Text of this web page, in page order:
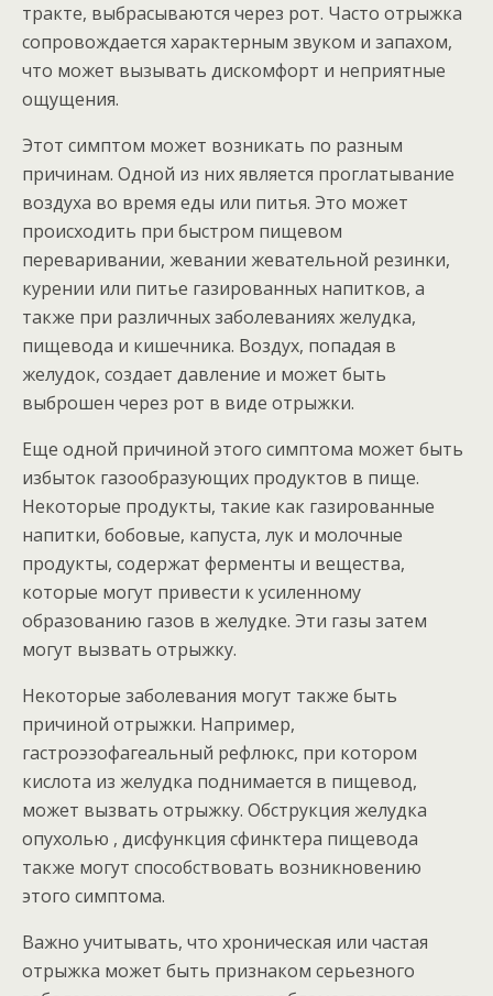
тракте, выбрасываются через рот. Часто отрыжка
сопровождается характерным звуком и запахом,
что может вызывать дискомфорт и неприятные
ощущения.
Этот симптом может возникать по разным
причинам. Одной из них является проглатывание
воздуха во время еды или питья. Это может
происходить при быстром пищевом
переваривании, жевании жевательной резинки,
курении или питье газированных напитков, а
также при различных заболеваниях желудка,
пищевода и кишечника. Воздух, попадая в
желудок, создает давление и может быть
выброшен через рот в виде отрыжки.
Еще одной причиной этого симптома может быть
избыток газообразующих продуктов в пище.
Некоторые продукты, такие как газированные
напитки, бобовые, капуста, лук и молочные
продукты, содержат ферменты и вещества,
которые могут привести к усиленному
образованию газов в желудке. Эти газы затем
могут вызвать отрыжку.
Некоторые заболевания могут также быть
причиной отрыжки. Например,
гастроэзофагеальный рефлюкс, при котором
кислота из желудка поднимается в пищевод,
может вызвать отрыжку. Обструкция желудка
опухолью , дисфункция сфинктера пищевода
также могут способствовать возникновению
этого симптома.
Важно учитывать, что хроническая или частая
отрыжка может быть признаком серьезного